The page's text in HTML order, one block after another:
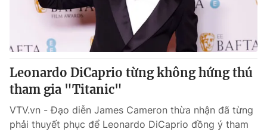
Sản phẩm
Thị trường
Tư vấn
Lịch phát sóng
Chuyên mục khác
Emagazine
Photo Infographic
Leonardo DiCaprio từng không hứng thú
tham gia "Titanic"
VTV.vn - Đạo diễn James Cameron thừa nhận đã từng
phải thuyết phục để Leonardo DiCaprio đồng ý tham